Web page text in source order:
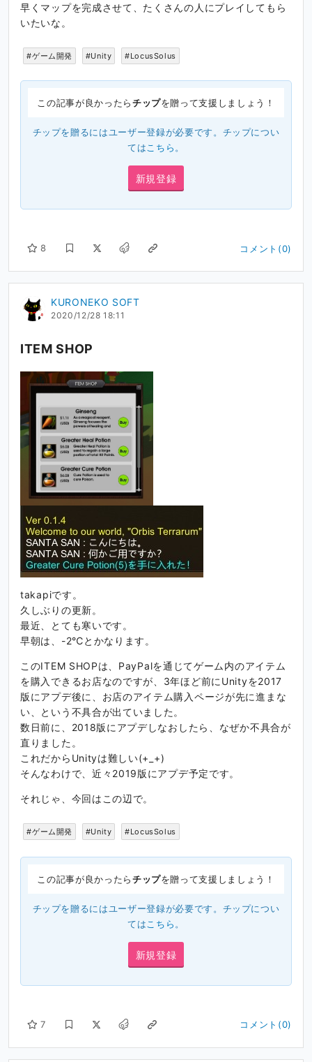
早くマップを完成させて、たくさんの人にプレイしてもら
いたいな。
#ゲーム開発 #Unity #LocusSolus
この記事が良かったらチップを贈って支援しましょう！
チップを贈るにはユーザー登録が必要です。チップについ
てはこちら。
新規登録
8 コメント(0)
KURONEKO SOFT
2020/12/28 18:11
ITEM SHOP
takapiです。
久しぶりの更新。
最近、とても寒いです。
早朝は、-2℃とかなります。
このITEM SHOPは、PayPalを通じてゲーム内のアイテム
を購入できるお店なのですが、3年ほど前にUnityを2017
版にアプデ後に、お店のアイテム購入ページが先に進まな
い、という不具合が出ていました。
数日前に、2018版にアプデしなおしたら、なぜか不具合が
直りました。
これだからUnityは難しい(+_+)
そんなわけで、近々2019版にアプデ予定です。
それじゃ、今回はこの辺で。
#ゲーム開発 #Unity #LocusSolus
この記事が良かったらチップを贈って支援しましょう！
チップを贈るにはユーザー登録が必要です。チップについ
ては こちら 。
新規登録
7 コメント(0)